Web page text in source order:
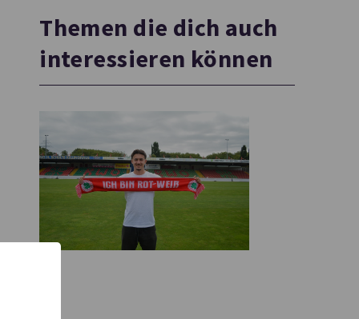
Themen die dich auch
interessieren können